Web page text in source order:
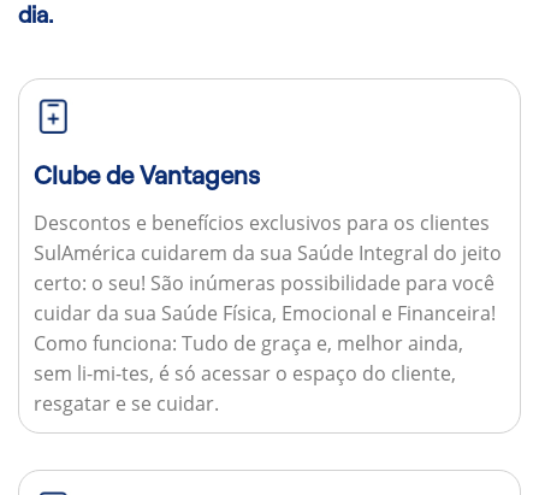
dia.
Clube de Vantagens
Descontos e benefícios exclusivos para os clientes
SulAmérica cuidarem da sua Saúde Integral do jeito
certo: o seu! São inúmeras possibilidade para você
cuidar da sua Saúde Física, Emocional e Financeira!
Como funciona: Tudo de graça e, melhor ainda,
sem li-mi-tes, é só acessar o espaço do cliente,
resgatar e se cuidar.